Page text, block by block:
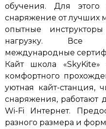
обучения. Для этого
снаряжение от лучших
опытные
нагрузку. Все
международные
Кайт школа
комфортного
уютная кайт-станция,
снаряжения, работают
Wi-Fi Интернет.
разного размера и